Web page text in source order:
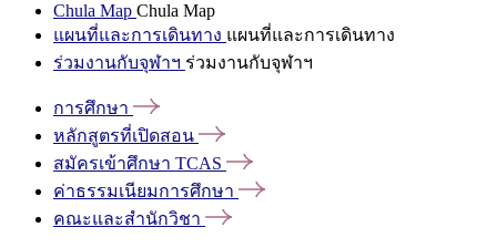
Chula Map Chula Map
แผนที่และการเดินทาง แผนที่และการเดินทาง
ร่วมงานกับจุฬาฯ ร่วมงานกับจุฬาฯ
การศึกษา
หลักสูตรที่เปิดสอน
สมัครเข้าศึกษา TCAS
ค่าธรรมเนียมการศึกษา
คณะและสำนักวิชา